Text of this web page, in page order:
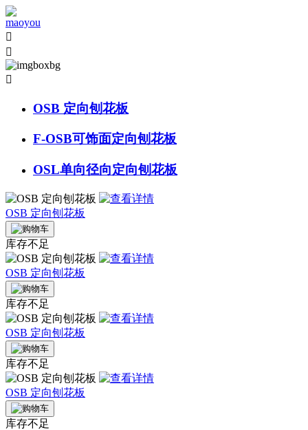



OSB 定向刨花板
F-OSB可饰面定向刨花板
OSL单向径向定向刨花板
OSB 定向刨花板
库存不足
OSB 定向刨花板
库存不足
OSB 定向刨花板
库存不足
OSB 定向刨花板
库存不足